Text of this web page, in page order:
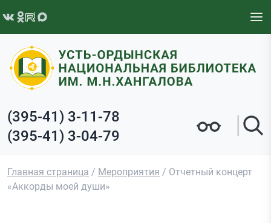
(395-41) 3-11-78
(395-41) 3-04-79
Главная страница / Мероприятия / Отчетный концерт
«Аккорды моей души»